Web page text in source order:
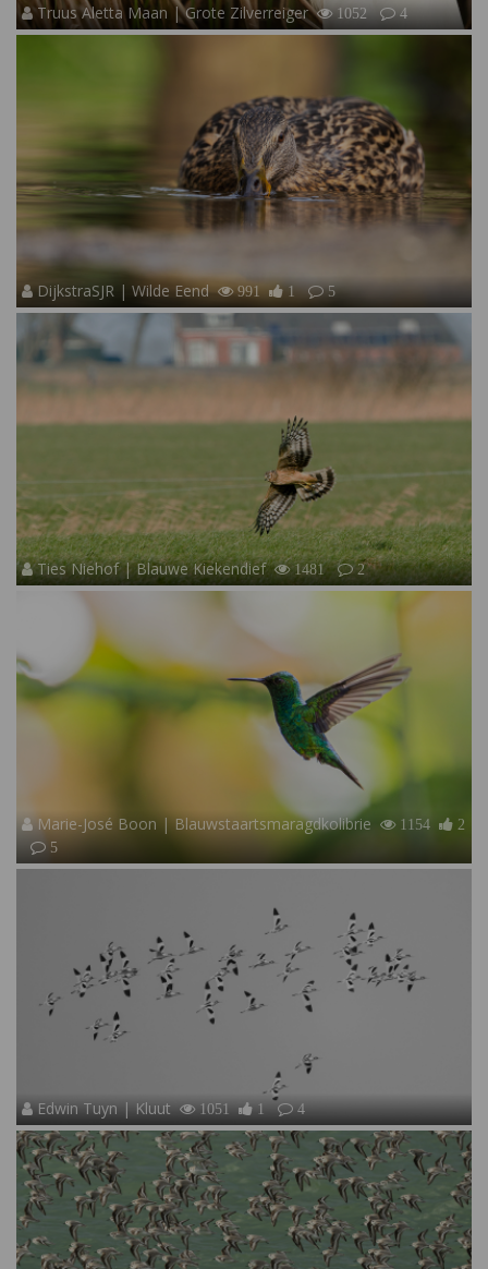
Truus Aletta Maan | Grote Zilverreiger 1052 4
DijkstraSJR | Wilde Eend 991 1 5
Ties Niehof | Blauwe Kiekendief 1481 2
Marie-José Boon | Blauwstaartsmaragdkolibrie 1154
2
5
Edwin Tuyn | Kluut 1051 1 4